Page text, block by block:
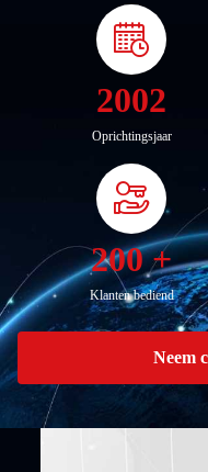
2002
Oprichtingsjaar
200 +
Klanten bediend
Neem